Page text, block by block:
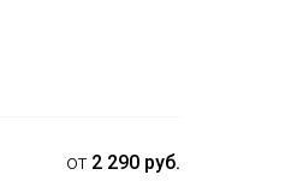
от 2 290 руб.